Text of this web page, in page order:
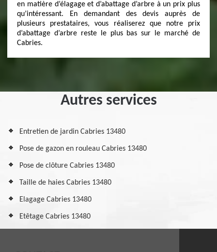
en matière d’élagage et d’abattage d’arbre à un prix plus
qu’intéressant. En demandant des devis auprès de
plusieurs prestataires, vous réaliserez que notre prix
d’abattage d’arbre reste le plus bas sur le marché de
Cabries.
Autres services
Entretien de jardin Cabries 13480
Pose de gazon en rouleau Cabries 13480
Pose de clôture Cabries 13480
Taille de haies Cabries 13480
Elagage Cabries 13480
Etêtage Cabries 13480